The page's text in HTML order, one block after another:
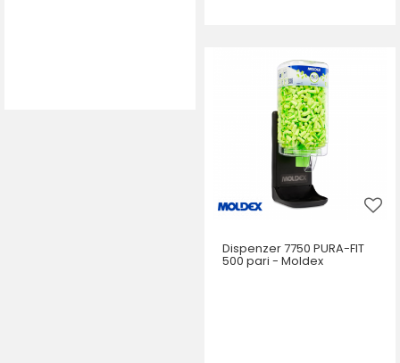
DODAJ U KORPU
Dispenzer 7750 PURA-FIT
500 pari - Moldex